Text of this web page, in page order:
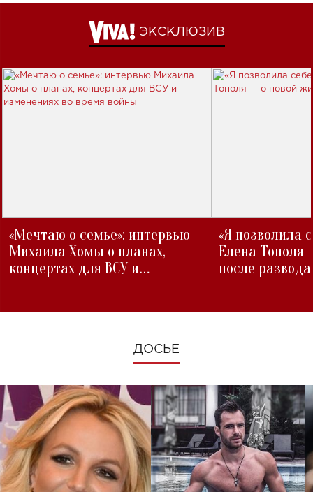
ЭКСКЛЮЗИВ
«Мечтаю о семье»: интервью
Михаила Хомы о планах,
концертах для ВСУ и
«Я позволила
Елена Тополя
после развода
ДОСЬЕ